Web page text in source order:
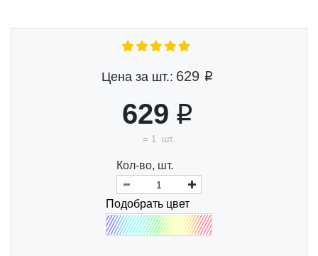
Цена за шт.: 629
629
= 1 шт.
Кол-во, шт.
Подобрать цвет